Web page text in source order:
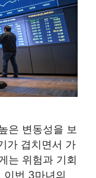
은 변동성을 보
가 겹치면서 가
는 위험과 기회
이번 3마녀의